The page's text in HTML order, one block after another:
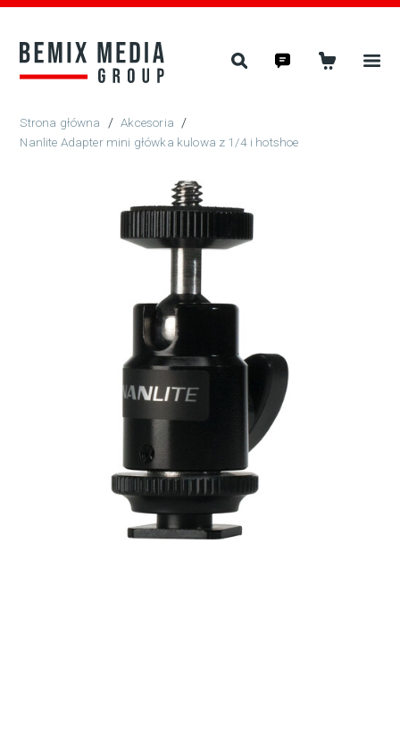
/ Akcesoria /
Nanlite Adapter mini główka kulowa z 1/4 i hotshoe